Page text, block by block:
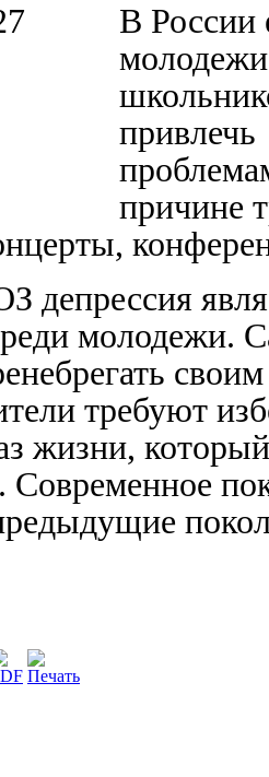
В России
причине
депрессия
молодежи.
требуют
жизни,
Современное